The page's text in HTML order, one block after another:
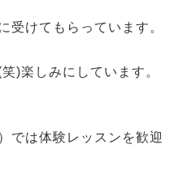
受けてもらっています。
)楽しみにしています。
では体験レッスンを歓迎